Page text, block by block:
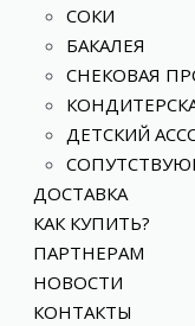
СОКИ
БАКАЛЕЯ
СНЕКОВАЯ
ДЕТСКИЙ
ДОСТАВКА
КАК КУПИТЬ?
ПАРТНЕРАМ
НОВОСТИ
КОНТАКТЫ